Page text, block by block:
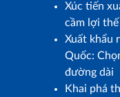
Xúc tiến
cầm lợi thế
Xuất khẩu
Quốc:
đường dài
Khai phá